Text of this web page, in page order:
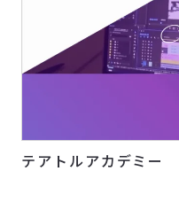
テアトルアカデミー